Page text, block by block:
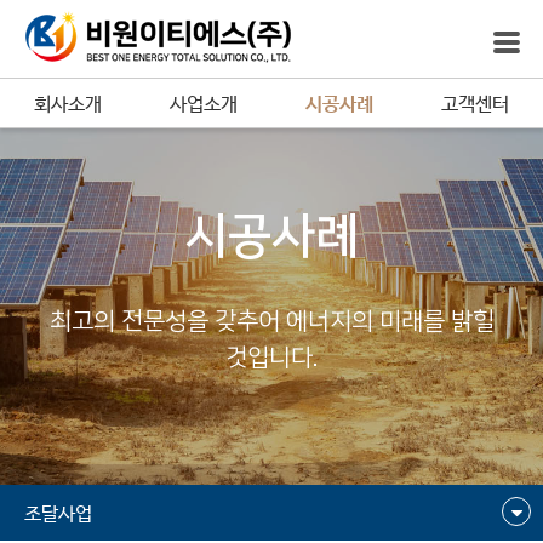
회사소개 사업소개 시공사례 고객센터
시공사례
최고의 전문성을 갖추어 에너지의 미래를 밝힐
것입니다.
조달사업